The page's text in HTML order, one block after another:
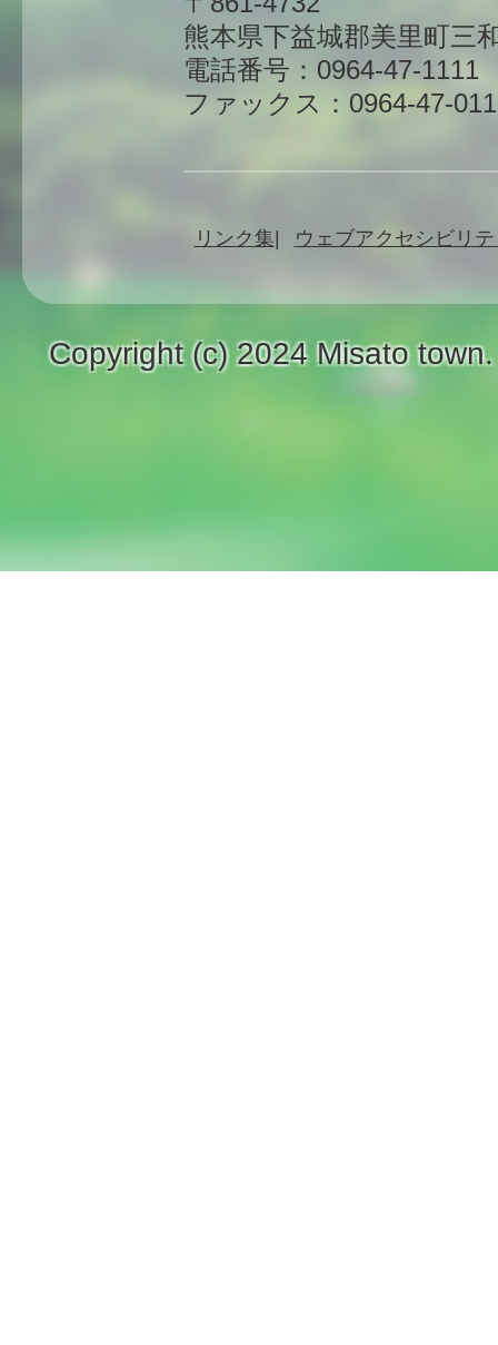
熊本県下益城郡美里町三
電話番号：0964-47-1111
ファックス：0964-47-
リンク集 ウェブアクセシビリ
Copyright (c) 2024 Misato